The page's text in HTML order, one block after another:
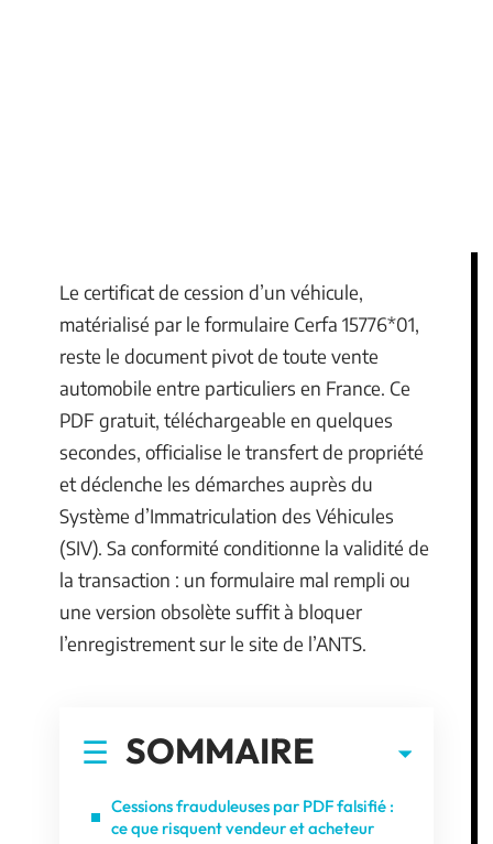
Le certificat de cession d’un véhicule,
matérialisé par le formulaire Cerfa 15776*01,
reste le document pivot de toute vente
automobile entre particuliers en France. Ce
PDF gratuit, téléchargeable en quelques
secondes, officialise le transfert de propriété
et déclenche les démarches auprès du
Système d’Immatriculation des Véhicules
(SIV). Sa conformité conditionne la validité de
la transaction : un formulaire mal rempli ou
une version obsolète suffit à bloquer
l’enregistrement sur le site de l’ANTS.
SOMMAIRE
Cessions frauduleuses par PDF falsifié :
ce que risquent vendeur et acheteur